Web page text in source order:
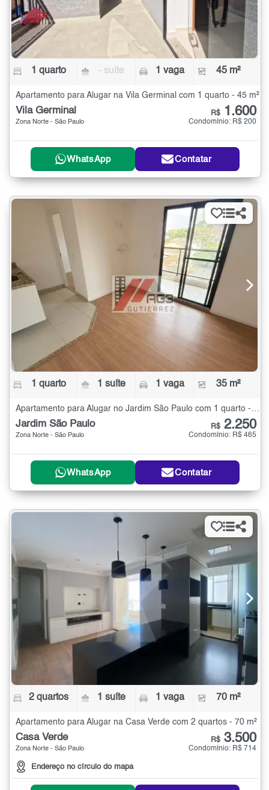
1 quarto - suíte 1 vaga 45 m²
Apartamento para Alugar na Vila Germinal com 1 quarto - 45 m²
Vila Germinal
Zona Norte - São Paulo
R$ 1.600
Condomínio: R$ 200
WhatsApp Contatar
1 quarto 1 suíte 1 vaga 35 m²
Apartamento para Alugar no Jardim São Paulo com 1 quarto - 35 m²
Jardim São Paulo
Zona Norte - São Paulo
R$ 2.250
Condomínio: R$ 465
WhatsApp Contatar
2 quartos 1 suíte 1 vaga 70 m²
Apartamento para Alugar na Casa Verde com 2 quartos - 70 m²
Casa Verde
Zona Norte - São Paulo
Endereço no círculo do mapa
R$ 3.500
Condomínio: R$ 714